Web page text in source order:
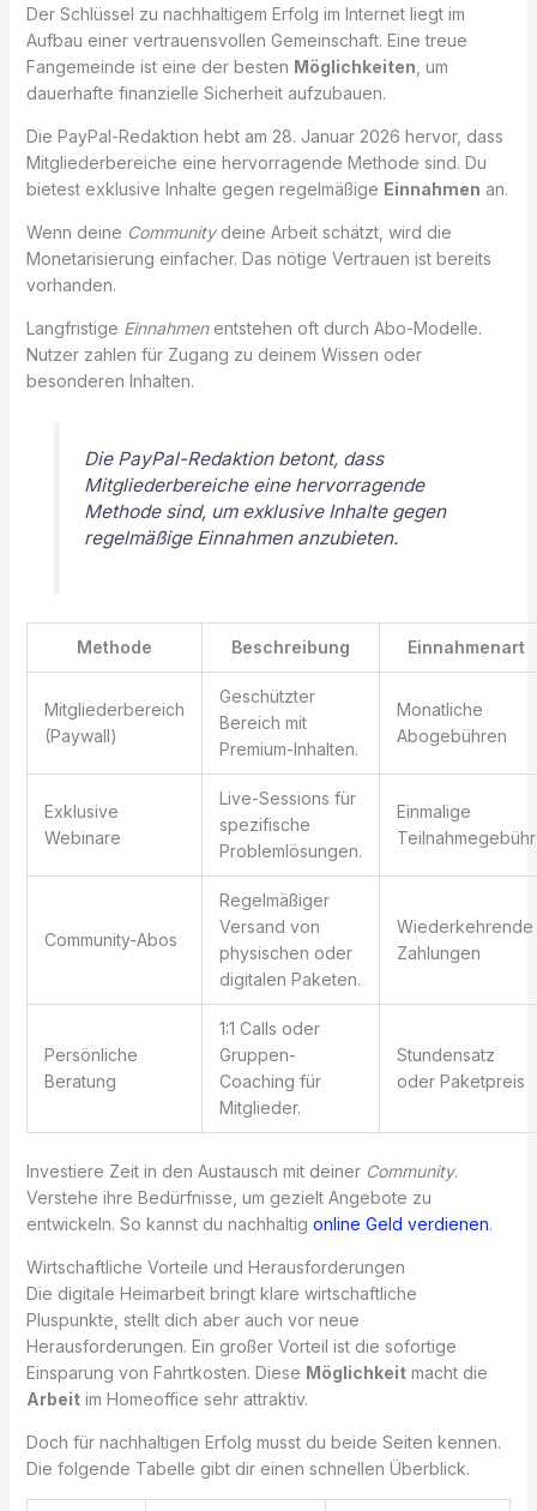
Der Schlüssel zu nachhaltigem Erfolg im Internet liegt im
Aufbau einer vertrauensvollen Gemeinschaft. Eine treue
Fangemeinde ist eine der besten Möglichkeiten , um
dauerhafte finanzielle Sicherheit aufzubauen.
Die PayPal-Redaktion hebt am 28. Januar 2026 hervor, dass
Mitgliederbereiche eine hervorragende Methode sind. Du
bietest exklusive Inhalte gegen regelmäßige Einnahmen an.
Wenn deine Communitydeine Arbeit schätzt, wird die
Monetarisierung einfacher. Das nötige Vertrauen ist bereits
vorhanden.
Langfristige Einnahmenentstehen oft durch Abo-Modelle.
Nutzer zahlen für Zugang zu deinem Wissen oder
besonderen Inhalten.
Die PayPal-Redaktion betont, dass
Mitgliederbereiche eine hervorragende
Methode sind, um exklusive Inhalte gegen
regelmäßige Einnahmen anzubieten.
Methode Beschreibung Einnahmenart
Mitgliederbereich
(Paywall)
Geschützter
Bereich mit
Premium-Inhalten.
Monatliche
Abogebühren
Exklusive
Webinare
Live-Sessions für
spezifische
Problemlösungen.
Einmalige
Teilnahmegebühr
Community-Abos
Regelmäßiger
Versand von
physischen oder
digitalen Paketen.
Wiederkehrende
Zahlungen
Persönliche
Beratung
1:1 Calls oder
Gruppen-
Coaching für
Mitglieder.
Stundensatz
oder Paketpreis
Investiere Zeit in den Austausch mit deiner Community.
Verstehe ihre Bedürfnisse, um gezielt Angebote zu
entwickeln. So kannst du nachhaltig online Geld verdienen.
Wirtschaftliche Vorteile und Herausforderungen
Die digitale Heimarbeit bringt klare wirtschaftliche
Pluspunkte, stellt dich aber auch vor neue
Herausforderungen. Ein großer Vorteil ist die sofortige
Einsparung von Fahrtkosten. Diese Möglichkeitmacht die
Arbeitim Homeoffice sehr attraktiv.
Doch für nachhaltigen Erfolg musst du beide Seiten kennen.
Die folgende Tabelle gibt dir einen schnellen Überblick.